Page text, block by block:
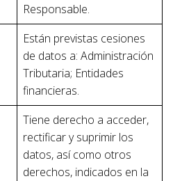
Responsable.
Están previstas cesiones
de datos a: Administración
Tributaria; Entidades
financieras.
Tiene derecho a acceder,
rectificar y suprimir los
datos, así como otros
derechos, indicados en la